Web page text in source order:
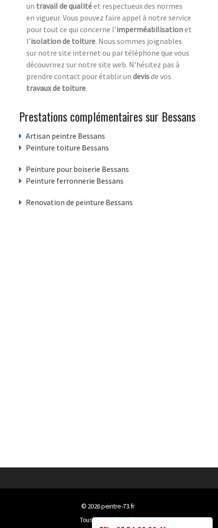
un travail de qualitéet respectueux des normes
en vigueur. Vous pouvez faire appel à notre service
pour tout ce qui concerne l’imperméabilisationet
l’isolationde toiture. Nous sommes joignables
sur notre site internet ou par téléphone que vous
découvrirez sur notre site web. N’hésitez pas à
prendre contact pour établir un devisde vos
travaux de toiture.
Prestations complémentaires sur Bessans
Artisan peintre Bessans
Peinture toiture Bessans
Peinture pour boiserie Bessans
Peinture ferronnerie Bessans
Renovation de peinture Bessans
© 2026peintre-73.fr
Tous droits réservés